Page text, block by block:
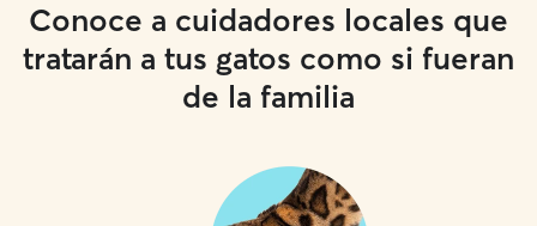
Conoce a cuidadores locales que
tratarán a tus gatos como si fueran
de la familia